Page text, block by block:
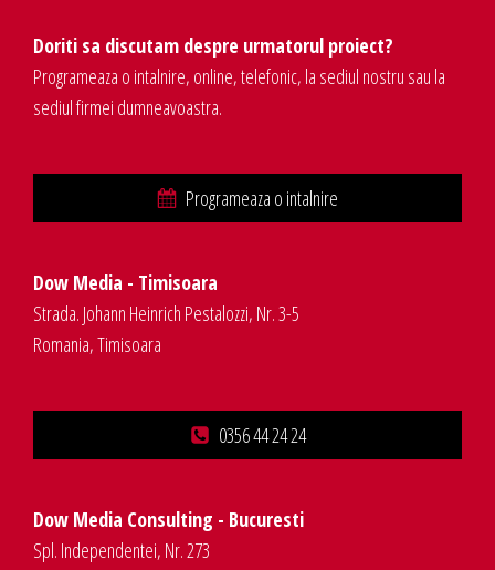
Doriti sa discutam despre urmatorul proiect?
Programeaza o intalnire, online, telefonic, la sediul nostru sau la
sediul firmei dumneavoastra.
Programeaza o intalnire
Dow Media - Timisoara
Strada. Johann Heinrich Pestalozzi, Nr. 3-5
Romania, Timisoara
0356 44 24 24
Dow Media Consulting - Bucuresti
Spl. Independentei, Nr. 273